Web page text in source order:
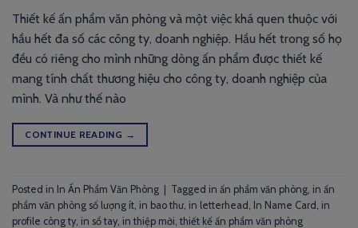
Thiết kế ấn phẩm văn phòng và một việc khá quen thuộc với
hầu hết đa số các công ty, doanh nghiệp. Hầu hết trong số họ
đều có riêng cho mình những dòng ấn phẩm được thiết kế
mang tính chất thương hiệu cho công ty, doanh nghiệp của
mình. Và như thế nào
CONTINUE READING →
Posted in In Ấn Phẩm Văn Phòng Tagged in ấn phẩm văn phòng in ấn
phẩm văn phòng số lượng ít in bao thư in letterhead In Name Card in
profile công ty in sổ tay in thiệp mời thiết kế ấn phẩm văn phòng